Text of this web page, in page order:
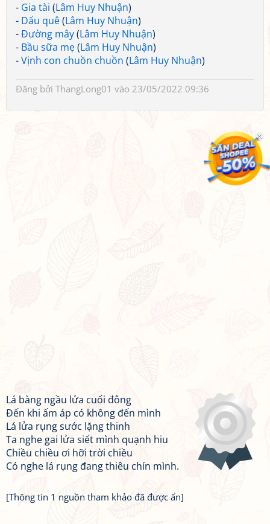
- Gia tài (Lâm Huy Nhuận)
- Dấu quê(Lâm Huy Nhuận)
-Đường mây(Lâm Huy Nhuận)
- Bầu sữa mẹ(Lâm Huy Nhuận)
-Vịnh con chuồn chuồn (Lâm Huy Nhuận)
Đăng bởi ThangLong01 vào 23/05/2022 09:36
Lá bàng ngầu lửa cuối đông
Đến khi ấm áp có không đến mình
Lá lửa rụng sước lặng thinh
Ta nghe gai lửa siết mình quạnh hiu
Chiều chiều ơi hỡi trời chiều
Có nghe lá rụng đang thiêu chín mình.
[Thông tin 1 nguồn tham khảo đã được ẩn]